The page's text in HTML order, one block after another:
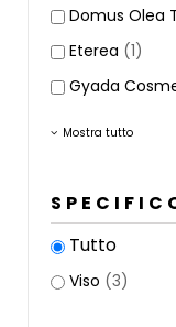
Domus Olea
Eterea (1)
Gyada
Mostra tutto
Tutto
Viso (3)